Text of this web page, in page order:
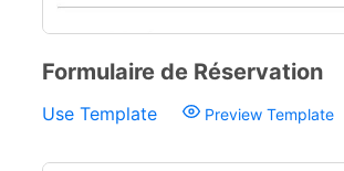
Formulaire de Réservation
Use Template Preview Template